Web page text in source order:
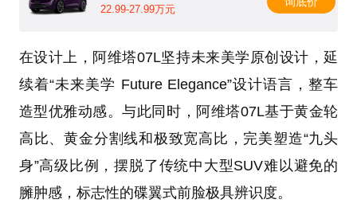
22.99-27.99万元
在设计上，阿维塔07L坚持未来美学原创设计，延
续着“未来美学 Future Elegance”设计语言，整车
造型优雅动感。与此同时，阿维塔07L基于黄金轮
高比、黄金分割线和极致宽高比，完美塑造“九头
身”高级比例，摆脱了传统中大型SUV难以避免的
臃肿感，标志性的碟翼式前脸极具辨识度。